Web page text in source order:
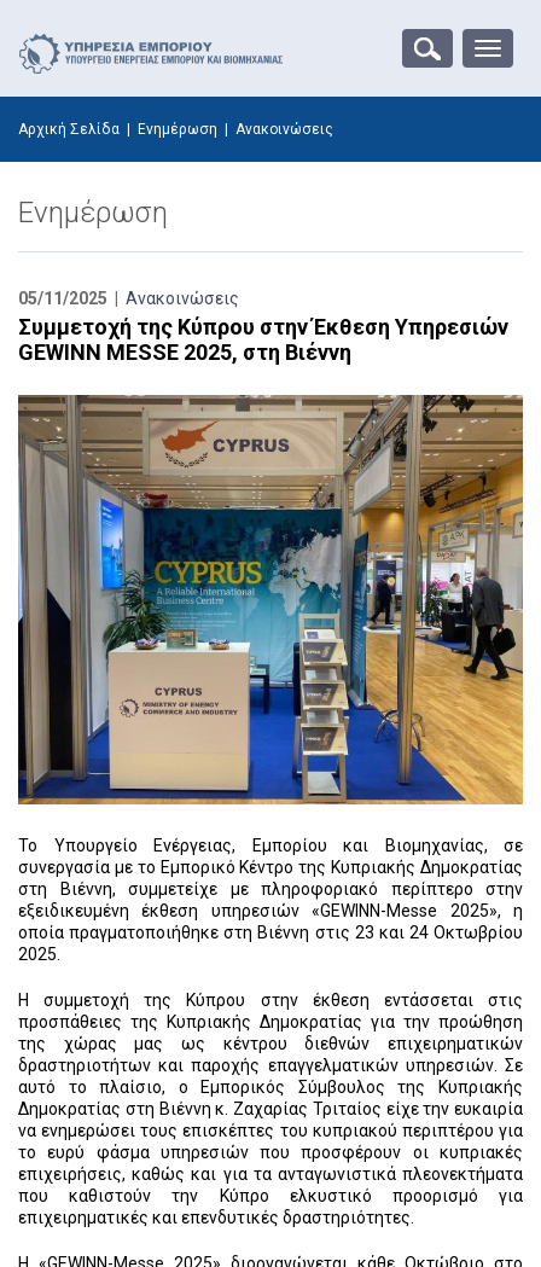
Toggle
Αρχική Σελίδα Ενημέρωση Ανακοινώσεις
Ενημέρωση
05/11/2025 | Ανακοινώσεις
Συμμετοχή της Κύπρου στην Έκθεση Υπηρεσιών
GEWINN MESSE 2025, στη Βιέννη
Το Υπουργείο Ενέργειας, Εμπορίου και Βιομηχανίας, σε
συνεργασία με το Εμπορικό Κέντρο της Κυπριακής Δημοκρατίας
στη Βιέννη, συμμετείχε με πληροφοριακό περίπτερο στην
εξειδικευμένη έκθεση υπηρεσιών «GEWINN-Messe 2025», η
οποία πραγματοποιήθηκε στη Βιέννη στις 23 και 24 Οκτωβρίου
2025.
Η συμμετοχή της Κύπρου στην έκθεση εντάσσεται στις
προσπάθειες της Κυπριακής Δημοκρατίας για την προώθηση
της χώρας μας ως κέντρου διεθνών επιχειρηματικών
δραστηριοτήτων και παροχής επαγγελματικών υπηρεσιών. Σε
αυτό το πλαίσιο, ο Εμπορικός Σύμβουλος της Κυπριακής
Δημοκρατίας στη Βιέννη κ. Ζαχαρίας Τριταίος είχε την ευκαιρία
να ενημερώσει τους επισκέπτες του κυπριακού περιπτέρου για
το ευρύ φάσμα υπηρεσιών που προσφέρουν οι κυπριακές
επιχειρήσεις, καθώς και για τα ανταγωνιστικά πλεονεκτήματα
που καθιστούν την Κύπρο ελκυστικό προορισμό για
επιχειρηματικές και επενδυτικές δραστηριότητες.